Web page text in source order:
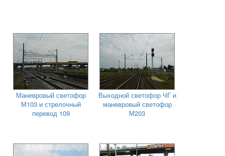
Маневровый светофор
М103 и стрелочный
перевод 109
Выходной светофор ЧГ и
маневровый светофор
М203